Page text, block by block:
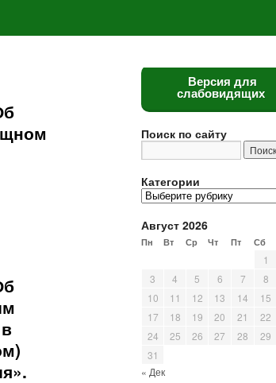
Версия для
слабовидящих
Поиск по сайту
Категории
Категории
Август 2026
Пн Вт Ср Чт Пт Сб
1
3
4 5 6 7 8
10
11 12 13 14 15
17
18 19 20 21 22
24
25 26 27 28 29
31
« Дек